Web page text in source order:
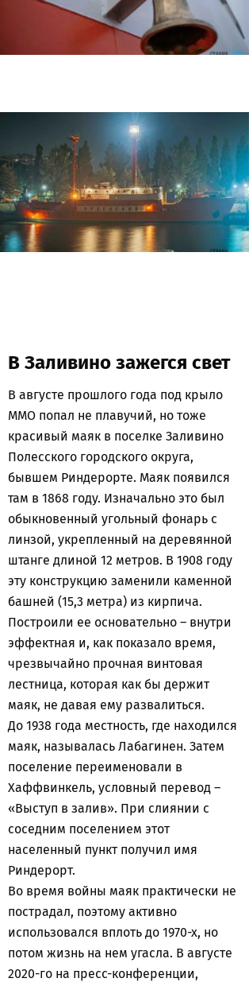
В Заливино зажегся свет
В августе прошлого года под крыло
ММО попал не плавучий, но тоже
красивый маяк в поселке Заливино
Полесского городского округа,
бывшем Риндерорте. Маяк появился
там в 1868 году. Изначально это был
обыкновенный угольный фонарь с
линзой, укрепленный на деревянной
штанге длиной 12 метров. В 1908 году
эту конструкцию заменили каменной
башней (15,3 метра) из кирпича.
Построили ее основательно – внутри
эффектная и, как показало время,
чрезвычайно прочная винтовая
лестница, которая как бы держит
маяк, не давая ему развалиться.
До 1938 года местность, где находился
маяк, называлась Лабагинен. Затем
поселение переименовали в
Хаффвинкель, условный перевод –
«Выступ в залив». При слиянии с
соседним поселением этот
населенный пункт получил имя
Риндерорт.
Во время войны маяк практически не
пострадал, поэтому активно
использовался вплоть до 1970-х, но
потом жизнь на нем угасла. В августе
2020-го на пресс-конференции,